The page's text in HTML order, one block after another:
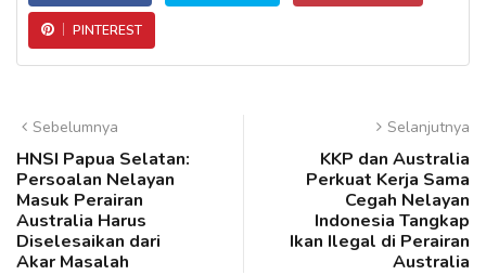
PINTEREST
Sebelumnya
HNSI Papua Selatan:
Persoalan Nelayan
Masuk Perairan
Australia Harus
Diselesaikan dari
Akar Masalah
Selanjutnya
KKP dan Australia
Perkuat Kerja Sama
Cegah Nelayan
Indonesia Tangkap
Ikan Ilegal di Perairan
Australia